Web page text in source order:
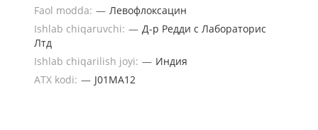
Faol modda: — Левофлоксацин
Ishlab chiqaruvchi: — Д-р Редди с Лабораторис
Лтд
Ishlab chiqarilish joyi: — Индия
ATX kodi: — J01MA12